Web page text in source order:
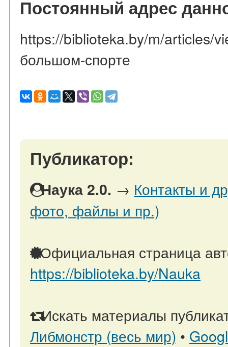
Постоянный адрес
https://biblioteka.by/m/articles/
большом-спорте
Публикатор:
Наука 2.0. → Контакты и
фото, файлы и пр.)
Официальная страница
https://biblioteka.by/Nauka
Искать материалы
Либмонстр (весь мир) •